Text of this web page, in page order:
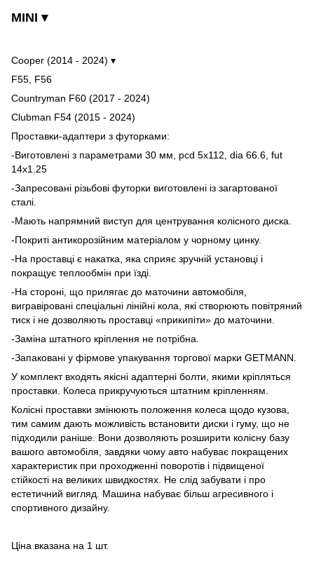
MINI ▾
Cooper (2014 - 2024) ▾
F55, F56
Countryman F60 (2017 - 2024)
Clubman F54 (2015 - 2024)
Проставки-адаптери з футорками:
-Виготовлені з параметрами 30 мм, pcd 5x112, dia 66.6, fut
14x1.25
-Запресовані різьбові футорки виготовлені із загартованої
сталі.
-Мають напрямний виступ для центрування колісного диска.
-Покриті антикорозійним матеріалом у чорному цинку.
-На проставці є накатка, яка сприяє зручній установці і
покращує теплообмін при їзді.
-На стороні, що прилягає до маточини автомобіля,
вигравіровані спеціальні лінійні кола, які створюють повітряний
тиск і не дозволяють проставці «прикипіти» до маточини.
-Заміна штатного кріплення не потрібна.
-Запаковані у фірмове упакування торгової марки GETMANN.
У комплект входять якісні адаптерні болти, якими кріпляться
проставки. Колеса прикручуються штатним кріпленням.
Колісні проставки змінюють положення колеса щодо кузова,
тим самим дають можливість встановити диски і гуму, що не
підходили раніше. Вони дозволяють розширити колісну базу
вашого автомобіля, завдяки чому авто набуває покращених
характеристик при проходженні поворотів і підвищеної
стійкості на великих швидкостях. Не слід забувати і про
естетичний вигляд. Машина набуває більш агресивного і
спортивного дизайну.
Ціна вказана на 1 шт.